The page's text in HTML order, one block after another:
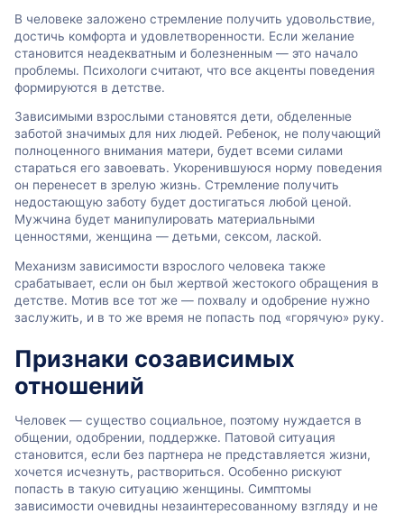
В человеке заложено стремление получить удовольствие,
достичь комфорта и удовлетворенности. Если желание
становится неадекватным и болезненным — это начало
проблемы. Психологи считают, что все акценты поведения
формируются в детстве.
Зависимыми взрослыми становятся дети, обделенные
заботой значимых для них людей. Ребенок, не получающий
полноценного внимания матери, будет всеми силами
стараться его завоевать. Укоренившуюся норму поведения
он перенесет в зрелую жизнь. Стремление получить
недостающую заботу будет достигаться любой ценой.
Мужчина будет манипулировать материальными
ценностями, женщина — детьми, сексом, лаской.
Механизм зависимости взрослого человека также
срабатывает, если он был жертвой жестокого обращения в
детстве. Мотив все тот же — похвалу и одобрение нужно
заслужить, и в то же время не попасть под «горячую» руку.
Признаки созависимых
отношений
Человек — существо социальное, поэтому нуждается в
общении, одобрении, поддержке. Патовой ситуация
становится, если без партнера не представляется жизни,
хочется исчезнуть, раствориться. Особенно рискуют
попасть в такую ситуацию женщины. Симптомы
зависимости очевидны незаинтересованному взгляду и не